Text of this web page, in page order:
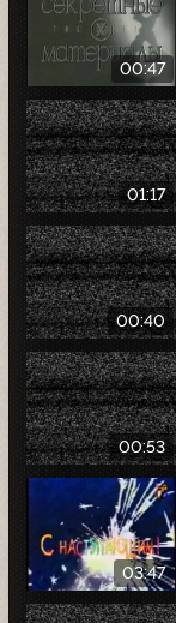
00:47
01:17
00:40
00:53
03:47